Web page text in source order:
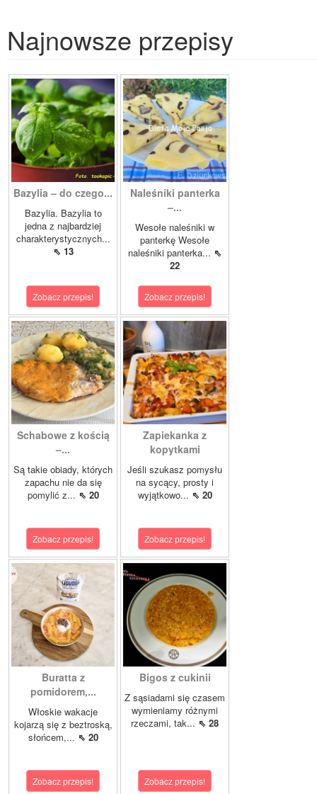
Najnowsze przepisy
Bazylia – do czego...
Bazylia. Bazylia to
jedna z najbardziej
charakterystycznych...
⇖ 13
Zobacz przepis!
Naleśniki panterka
–...
Wesołe naleśniki w
panterkę Wesołe
naleśniki panterka... ⇖
22
Zobacz przepis!
Schabowe z kością
–...
Są takie obiady, których
zapachu nie da się
pomylić z... ⇖ 20
Zobacz przepis!
Zapiekanka z
kopytkami
Jeśli szukasz pomysłu
na sycący, prosty i
wyjątkowo... ⇖ 20
Zobacz przepis!
Buratta z
pomidorem,...
Włoskie wakacje
kojarzą się z beztroską,
słońcem,... ⇖ 20
Zobacz przepis!
Bigos z cukinii
Z sąsiadami się czasem
wymieniamy różnymi
rzeczami, tak... ⇖ 28
Zobacz przepis!